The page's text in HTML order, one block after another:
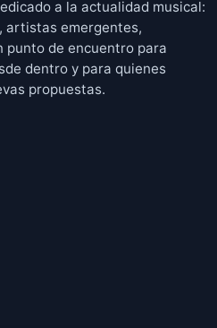
a la actualidad musical:
artistas emergentes,
punto de encuentro para
dentro y para quienes
propuestas.